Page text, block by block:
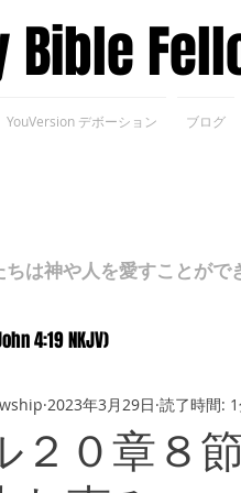
Bible
YouVersion デボーション ブログ
は神や人を愛すことがで
4:19 NKJV)
２０章８
2023年3月29日 読了時間: